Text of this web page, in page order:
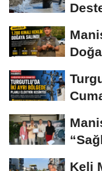
Keli